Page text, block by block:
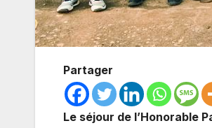
Partager
Le séjour de l’Honorable